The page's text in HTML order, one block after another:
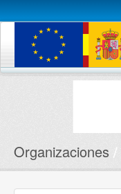
Conjuntos de datos
Organizaciones